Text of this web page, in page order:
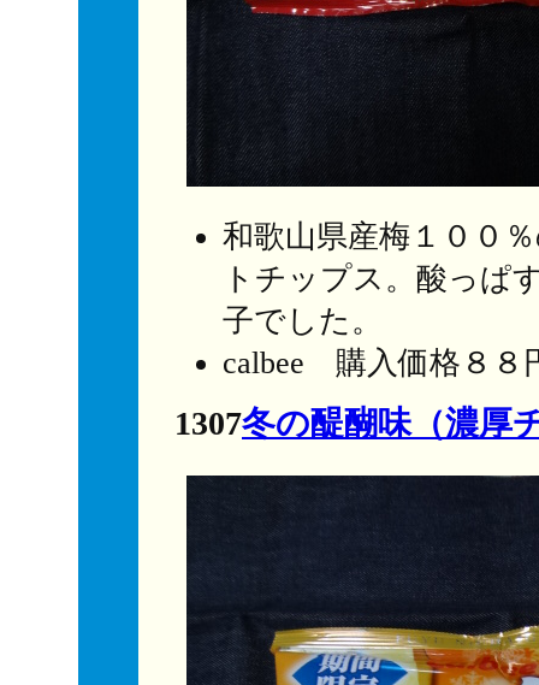
和歌山県産梅１００
トチップス。酸っぱ
子でした。
calbee 購入価格８８
1307冬の醍醐味（濃厚